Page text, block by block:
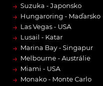
→ Suzuka - Japonsko
→ Hungaroring - Maďarsko
→ Las Vegas - USA
→ Lusail - Katar
→ Marina Bay - Singapur
→ Melbourne - Austrálie
→ Miami - USA
→ Monako - Monte Carlo